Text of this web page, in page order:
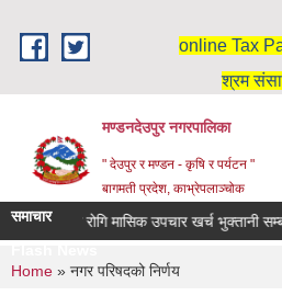
online Tax
श्रम
मण्डनदेउपुर नगरपालिका
" देउपुर र मण्डन - कृषि र पर्यटन "
बागमती प्रदेश, काभ्रेपलाञ्चोक
समाचार दिर्घ रोगि मासिक उपचार खर्च भुक्तानी
You are here
Home » नगर परिषदको निर्णय